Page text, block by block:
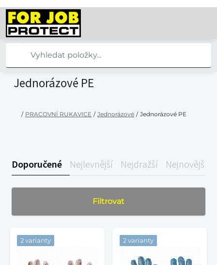
Jednorázové PE
/ PRACOVNÍ RUKAVICE / Jednorázové / Jednorázové PE
Doporučené Nejlevnější Nejdražší Nejnovější
Filtrovat
2 varianty 2 varianty